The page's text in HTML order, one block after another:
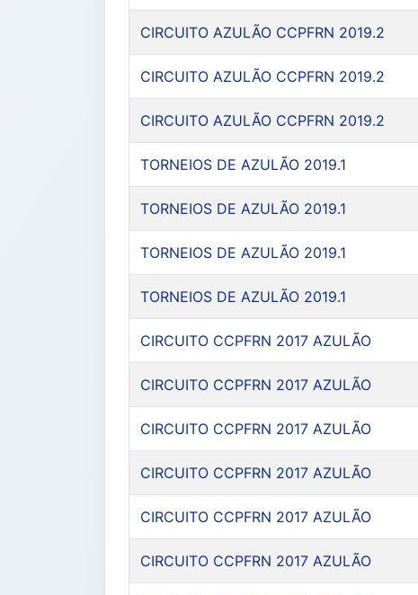
CIRCUITO AZULÃO CCPFRN 2019.2
CIRCUITO AZULÃO CCPFRN 2019.2
CIRCUITO AZULÃO CCPFRN 2019.2
TORNEIOS DE AZULÃO 2019.1
TORNEIOS DE AZULÃO 2019.1
TORNEIOS DE AZULÃO 2019.1
TORNEIOS DE AZULÃO 2019.1
CIRCUITO CCPFRN 2017 AZULÃO
CIRCUITO CCPFRN 2017 AZULÃO
CIRCUITO CCPFRN 2017 AZULÃO
CIRCUITO CCPFRN 2017 AZULÃO
CIRCUITO CCPFRN 2017 AZULÃO
CIRCUITO CCPFRN 2017 AZULÃO